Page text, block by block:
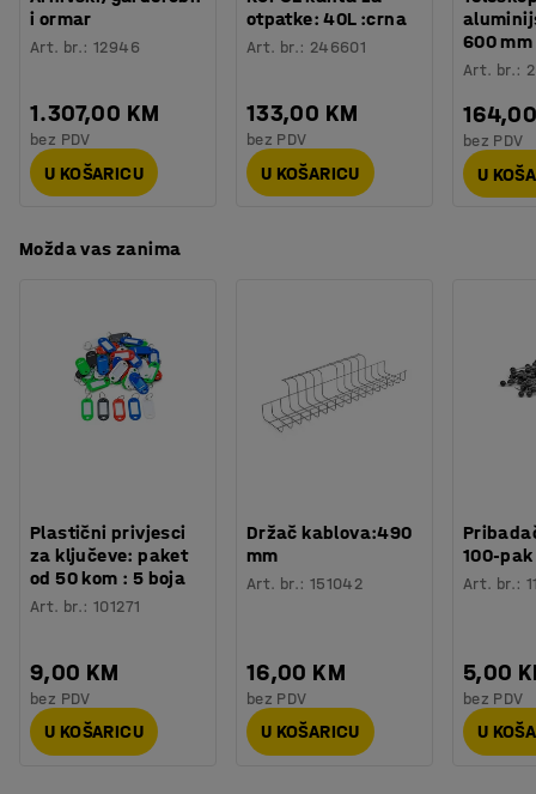
i ormar
Art. br.:12946
1.307,00 KM
bez PDV
U KOŠARICU
otpatke: 40L :crna
Art. br.: 246601
133,00 KM
bez PDV
U KOŠARICU
600 mm
Art. br.:
bez PDV
U
Možda vas zanima
Plastični privjesci
za ključeve: paket
od 50 kom : 5 boja
Art. br.:101271
9,00 KM
bez PDV
U KOŠARICU
Držač kablova:490
mm
Art. br.: 151042
16,00 KM
bez PDV
U KOŠARICU
100-pak
Art. br.:
5,00
bez PDV
U